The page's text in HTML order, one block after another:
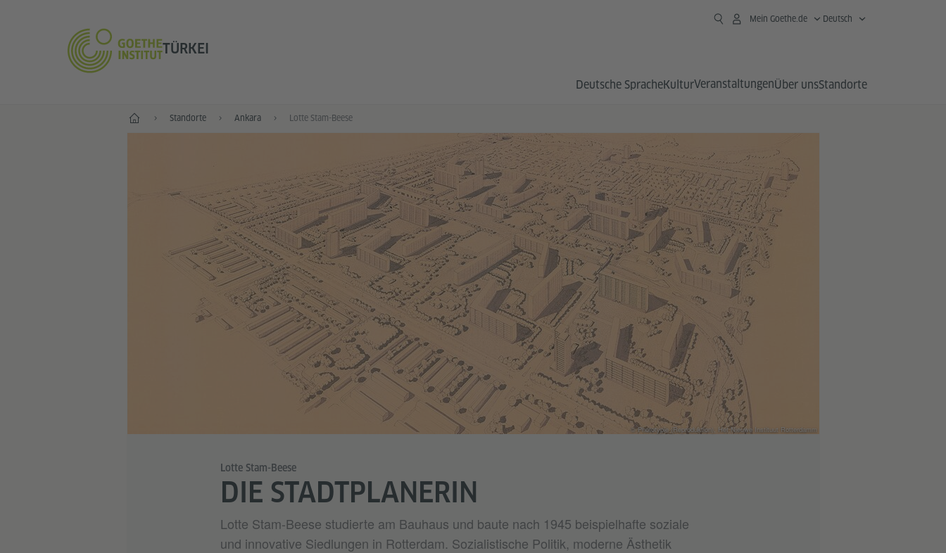
TÜRKEI
Mein Goethe.de Deutsch
Deutsche SpracheKulturVeranstaltungenÜber unsStandorte
Start Standorte Ankara Lotte Stam-Beese
© Phototypie (Reproduktion), Het Nieuwe Instituut Rotterdamm
Lotte Stam-Beese
DIE STADTPLANERIN
Lotte Stam-Beese studierte am Bauhaus und baute nach 1945 beispielhafte soziale
und innovative Siedlungen in Rotterdam. Sozialistische Politik, moderne Ästhetik